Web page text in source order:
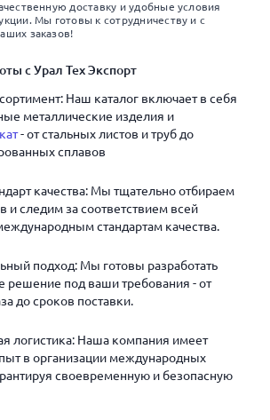
доставку и удобные условия
Мы готовы к сотрудничеству и с
заказов!
с Урал Тех Экспорт
Наш каталог включает в себя
металлические изделия и
- от стальных листов и труб до
сплавов
качества: Мы тщательно отбираем
и следим за соответствием всей
стандартам качества.
подход: Мы готовы разработать
решение под ваши требования - от
до сроков поставки.
логистика: Наша компания имеет
в организации международных
своевременную и безопасную